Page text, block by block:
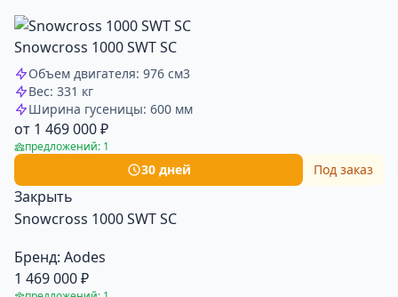
Snowcross 1000 SWT SC
Объем двигателя: 976 см3
Вес: 331 кг
Ширина гусеницы: 600 мм
от 1 469 000 ₽
предложений: 1
30 дней Под заказ
Закрыть
Snowcross 1000 SWT SC
Бренд: Aodes
1 469 000 ₽